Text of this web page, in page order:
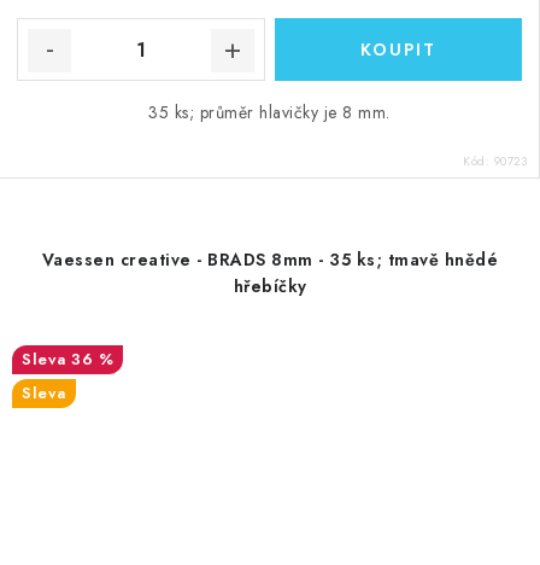
35 ks; průměr hlavičky je 8 mm.
Kód: 90723
Vaessen creative - BRADS 8mm - 35 ks; tmavě hnědé
hřebíčky
36 %
Sleva